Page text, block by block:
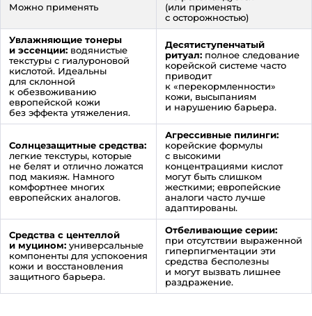
Можно применять
(или применять
с осторожностью)
Увлажняющие тонеры
и эссенции: водянистые
текстуры с гиалуроновой
кислотой. Идеальны
для склонной
к обезвоживанию
европейской кожи
без эффекта утяжеления.
Десятиступенчатый
ритуал: полное следование
корейской системе часто
приводит
к «перекормленности»
кожи, высыпаниям
и нарушению барьера.
Солнцезащитные средства:
легкие текстуры, которые
не белят и отлично ложатся
под макияж. Намного
комфортнее многих
европейских аналогов.
Агрессивные пилинги:
корейские формулы
с высокими
концентрациями кислот
могут быть слишком
жесткими; европейские
аналоги часто лучше
адаптированы.
Средства с центеллой
и муцином: универсальные
компоненты для успокоения
кожи и восстановления
защитного барьера.
Отбеливающие серии:
при отсутствии выраженной
гиперпигментации эти
средства бесполезны
и могут вызвать лишнее
раздражение.